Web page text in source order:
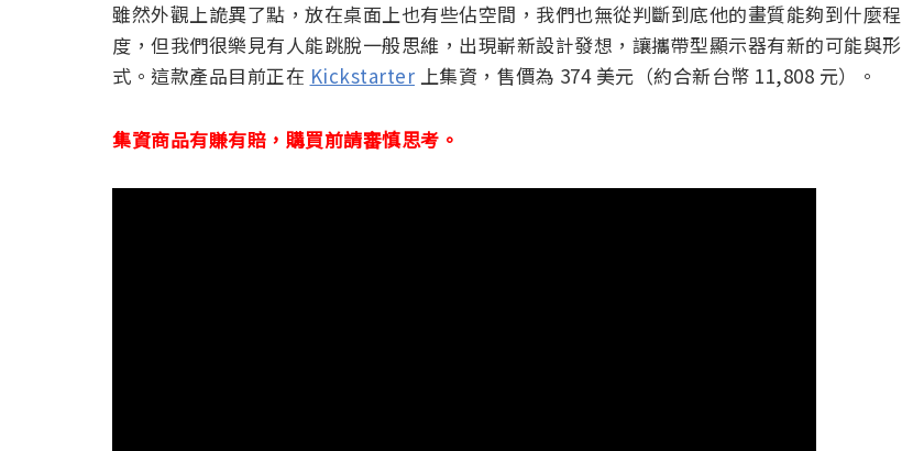
雖然外觀上詭異了點，放在桌面上也有些佔空間，我們也無從判斷到底他的畫質能夠到什麼程
度，但我們很樂見有人能跳脫一般思維，出現嶄新設計發想，讓攜帶型顯示器有新的可能與形
式。這款產品目前正在 Kickstarter 上集資，售價為 374 美元（約合新台幣 11,808 元）。
集資商品有賺有賠，購買前請審慎思考。